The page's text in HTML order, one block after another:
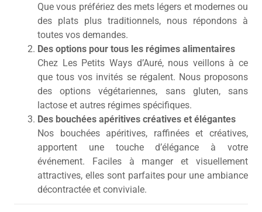
Que vous préfériez des mets légers et modernes ou
des plats plus traditionnels, nous répondons à
toutes vos demandes.
Des options pour tous les régimes alimentaires
Chez Les Petits Ways d’Auré, nous veillons à ce
que tous vos invités se régalent. Nous proposons
des options végétariennes, sans gluten, sans
lactose et autres régimes spécifiques.
Des bouchées apéritives créatives et élégantes
Nos bouchées apéritives, raffinées et créatives,
apportent une touche d’élégance à votre
événement. Faciles à manger et visuellement
attractives, elles sont parfaites pour une ambiance
décontractée et conviviale.